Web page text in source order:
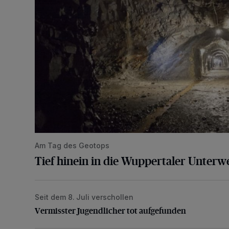
Am Tag des Geotops
Tief hinein in die Wuppertaler
Vermisster Jugendlicher tot aufgefunden
Seit dem 8. Juli verschollen
Vermisster Jugendlicher tot aufgefunden